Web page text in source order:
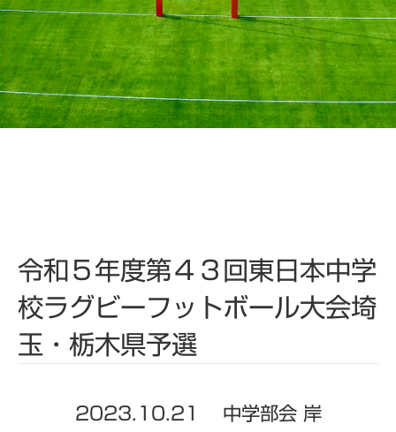
令和５年度第４３回東日本中学
校ラグビーフットボール大会埼
玉・栃木県予選
2023.10.21 中学部会 岸